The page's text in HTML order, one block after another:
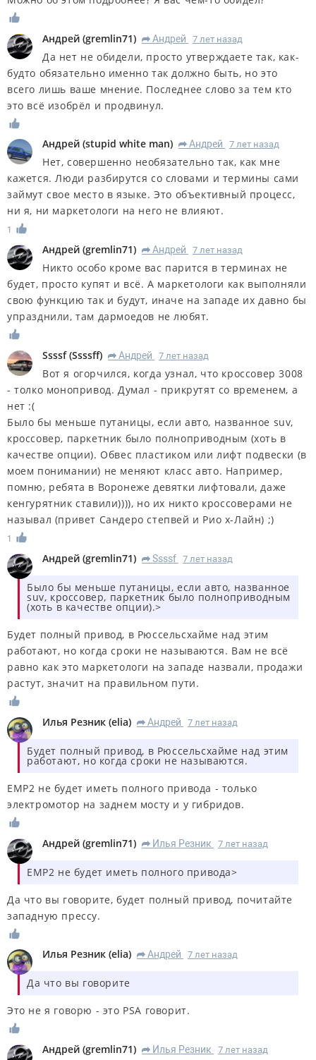
Андрей (gremlin71) R Андрей 7 лет назад
Да нет не обидели, просто утверждаете так, как-
будто обязательно именно так должно быть, но это
всего лишь ваше мнение. Последнее слово за тем кто
это всё изобрёл и продвинул.
Андрей (stupid white man) R Андрей 7 лет назад
Нет, совершенно необязательно так, как мне
кажется. Люди разбирутся со словами и термины сами
займут свое место в языке. Это объективный процесс,
ни я, ни маркетологи на него не влияют.
1
Андрей (gremlin71) R Андрей 7 лет назад
Никто особо кроме вас парится в терминах не
будет, просто купят и всё. А маркетологи как выполняли
свою функцию так и будут, иначе на западе их давно бы
упразднили, там дармоедов не любят.
Ssssf(Ssssff) R Андрей 7 лет назад
Вот я огорчился, когда узнал, что кроссовер 3008
- толко монопривод. Думал - прикрутят со временем, а
нет :(
Было бы меньше путаницы, если авто, названное suv,
кроссовер, паркетник было полноприводным (хоть в
качестве опции). Обвес пластиком или лифт подвески (в
моем понимании) не меняют класс авто. Например,
помню, ребята в Воронеже девятки лифтовали, даже
кенгурятник ставили)))), но их никто кроссоверами не
называл (привет Сандеро степвей и Рио х-Лайн) ;)
1
Андрей (gremlin71) R Ssssf 7 лет назад
Было бы меньше путаницы, если авто, названное
suv, кроссовер, паркетник было полноприводным
(хоть в качестве опции).>
Будет полный привод, в Рюссельсхайме над этим
работают, но когда сроки не называются. Вам не всё
равно как это маркетологи на западе назвали, продажи
растут, значит на правильном пути.
Илья Резник (elia) R Андрей 7 лет назад
Будет полный привод, в Рюссельсхайме над этим
работают, но когда сроки не называются.
EMP2 не будет иметь полного привода - только
электромотор на заднем мосту и у гибридов.
Андрей (gremlin71) R Илья Резник 7 лет назад
EMP2 не будет иметь полного привода>
Да что вы говорите, будет полный привод, почитайте
западную прессу.
Илья Резник (elia) R Андрей 7 лет назад
Да что вы говорите
Это не я говорю - это PSA говорит.
Андрей (gremlin71) R Илья Резник 7 лет назад